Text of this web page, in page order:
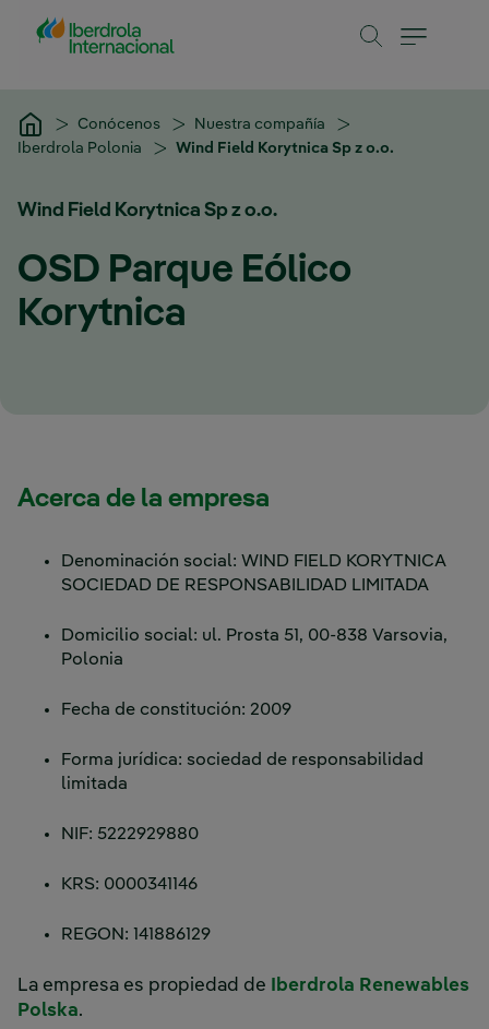
Saltar al contenido principal
Conócenos
Nuestra compañía
Iberdrola Polonia
Wind Field Korytnica Sp z o.o.
Wind Field Korytnica Sp z o.o.
OSD Parque Eólico
Korytnica
Acerca de la empresa
Denominación social: WIND FIELD KORYTNICA
SOCIEDAD DE RESPONSABILIDAD LIMITADA
Domicilio social: ul. Prosta 51, 00-838 Varsovia,
Polonia
Fecha de constitución: 2009
Forma jurídica: sociedad de responsabilidad
limitada
NIF: 5222929880
KRS: 0000341146
REGON: 141886129
La empresa es propiedad de
Iberdrola Renewables
Polska.